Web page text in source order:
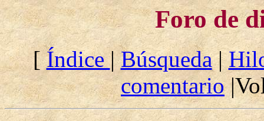
Foro de
[Índice|Búsqueda|
comentario